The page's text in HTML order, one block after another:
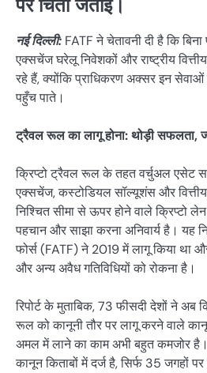
पर चिंता जताई।
नई दिल्ली: FATF ने चेतावनी दी है कि
एक्सचेंज घरेलू निवेशकों और राष्ट्रीय
रहे हैं, क्योंकि प्राधिकरण अक्सर इन
पहुँच पाते।
ट्रैवल रूल का लागू होना: थोड़ी सफलता,
क्रिप्टो ट्रैवल रूल के तहत वर्चुअल एसेट
एक्सचेंज, कस्टोडियल सॉल्यूशंस और
निश्चित सीमा से ऊपर होने वाले क्रिप्टो
पहचान और साझा करना अनिवार्य है। यह
फोर्स (FATF) ने 2019 में लागू किया था
और अन्य अवैध गतिविधियों को रोकना है।
रिपोर्ट के मुताबिक, 73 फीसदी देशों ने अब
रूल को कानूनी तौर पर लागू करने वाले
अमल में लाने का काम अभी बहुत कमजोर
कानून किताबों में दर्ज है, सिर्फ 35 जगहों पर